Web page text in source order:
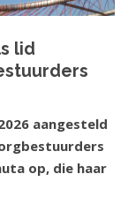
lid
aangesteld
op, die haar